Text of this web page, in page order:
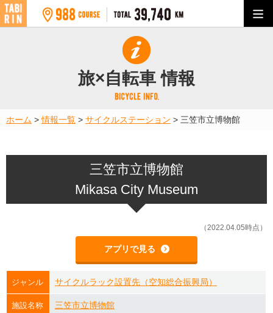
旅×自転車 情報
ホーム >情報一覧 > サイクルステーション > 三笠市立博物館
三笠市立博物館
Mikasa City Museum
（2022.04.05時点）
アプリで見る
ジャンル サイクルラック設置先（空知総合振興局）
施設名称 三笠市立博物館